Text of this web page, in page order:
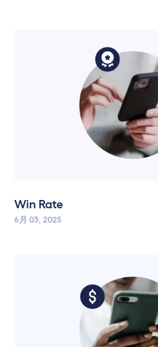
Win Rate
6月 03, 2025